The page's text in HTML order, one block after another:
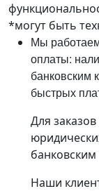
*могут быть
Мы
оплаты:
банковским
быстрых
Для
Наши